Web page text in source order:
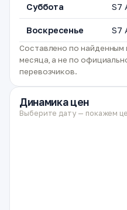
Суббота S7
Воскресенье S7
Составлено по
месяца, а не по
перевозчиков.
Динамика цен
Выберите дату — покажем